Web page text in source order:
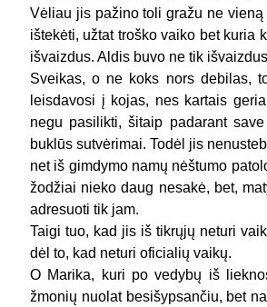
Vėliau jis pažino toli gražu ne
ištekėti, užtat troško vaiko bet kuria
išvaizdus. Aldis buvo ne tik
Sveikas, o ne koks nors debilas,
leisdavosi į kojas, nes kartais
negu pasilikti, šitaip padarant
buklūs sutvėrimai. Todėl jis
net iš gimdymo namų nėštumo
žodžiai nieko daug nesakė, bet,
adresuoti tik jam.
Taigi tuo, kad jis iš tikrųjų neturi
dėl to, kad neturi oficialių vaikų.
O Marika, kuri po vedybų iš
žmonių nuolat besišypsančiu, bet